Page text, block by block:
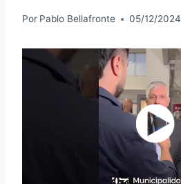
Por Pablo Bellafronte 05/12/2024